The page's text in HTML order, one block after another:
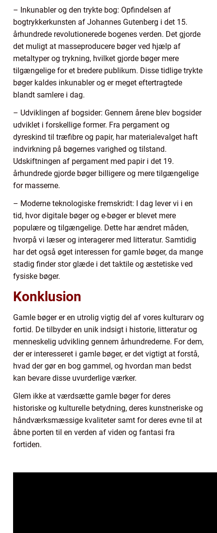
– Inkunabler og den trykte bog: Opfindelsen af
bogtrykkerkunsten af Johannes Gutenberg i det 15.
århundrede revolutionerede bogenes verden. Det gjorde
det muligt at masseproducere bøger ved hjælp af
metaltyper og trykning, hvilket gjorde bøger mere
tilgængelige for et bredere publikum. Disse tidlige trykte
bøger kaldes inkunabler og er meget eftertragtede
blandt samlere i dag.
– Udviklingen af bogsider: Gennem årene blev bogsider
udviklet i forskellige former. Fra pergament og
dyreskind til træfibre og papir, har materialevalget haft
indvirkning på bøgernes varighed og tilstand.
Udskiftningen af pergament med papir i det 19.
århundrede gjorde bøger billigere og mere tilgængelige
for masserne.
– Moderne teknologiske fremskridt: I dag lever vi i en
tid, hvor digitale bøger og e-bøger er blevet mere
populære og tilgængelige. Dette har ændret måden,
hvorpå vi læser og interagerer med litteratur. Samtidig
har det også øget interessen for gamle bøger, da mange
stadig finder stor glæde i det taktile og æstetiske ved
fysiske bøger.
Konklusion
Gamle bøger er en utrolig vigtig del af vores kulturarv og
fortid. De tilbyder en unik indsigt i historie, litteratur og
menneskelig udvikling gennem århundrederne. For dem,
der er interesseret i gamle bøger, er det vigtigt at forstå,
hvad der gør en bog gammel, og hvordan man bedst
kan bevare disse uvurderlige værker.
Glem ikke at værdsætte gamle bøger for deres
historiske og kulturelle betydning, deres kunstneriske og
håndværksmæssige kvaliteter samt for deres evne til at
åbne porten til en verden af viden og fantasi fra
fortiden.